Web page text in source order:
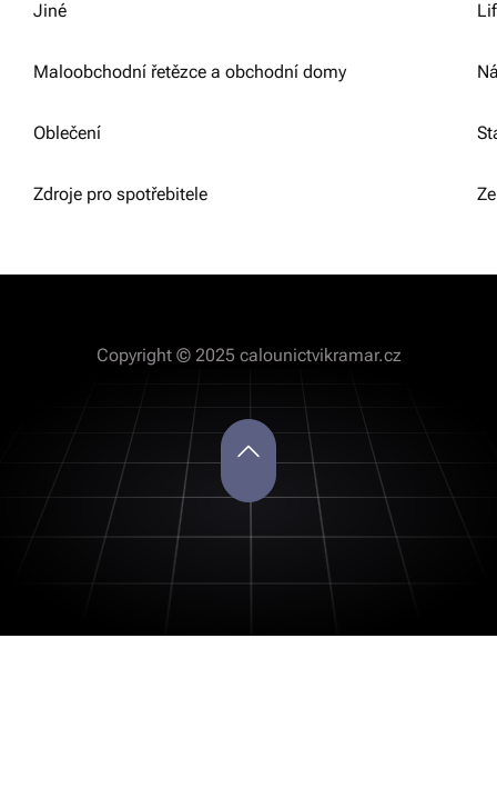
Jiné
Maloobchodní řetězce a obchodní domy
Oblečení
Zdroje pro spotřebitele
Copyright © 2025 calounictvikramar.cz